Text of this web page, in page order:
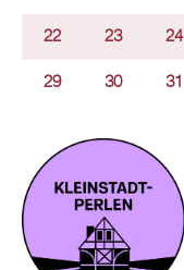
22 23 24
29 30 31